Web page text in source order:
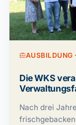
AUSBILDUNG
Die WKS
Nach drei